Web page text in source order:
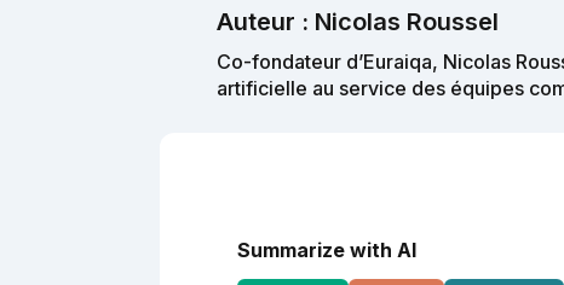
Auteur : Nicolas Roussel
Co-fondateur d’Euraiqa, Nicolas
artificielle au service des équipes
Summarize with AI